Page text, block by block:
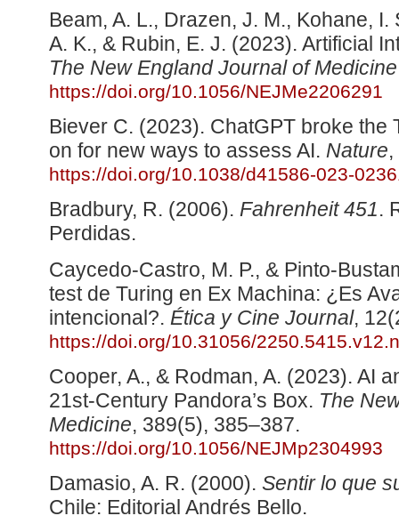
Beam, A. L., Drazen, J. M., Kohane, I.
A. K., & Rubin, E. J. (2023). Artificial
The New England Journal of Medicine
https://doi.org/10.1056/NEJMe2206291
Biever C. (2023). ChatGPT broke the
on for new ways to assess AI. Nature
https://doi.org/10.1038/d41586-023-
Bradbury, R. (2006). Fahrenheit 451.
Perdidas.
Caycedo-Castro, M. P., & Pinto-
test de Turing en Ex Machina: ¿Es
intencional?. Ética y Cine Journal,
https://doi.org/10.31056/
Cooper, A., & Rodman, A. (2023). AI
21st-Century Pandora’s Box. The
Medicine, 389(5), 385–387.
https://doi.org/10.1056/NEJMp2304993
Damasio, A. R. (2000). Sentir lo que
Chile: Editorial Andrés Bello.